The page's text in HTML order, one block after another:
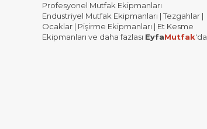
Profesyonel Mutfak Ekipmanları
Endustriyel Mutfak Ekipmanları | Tezgahlar |
Ocaklar | Pişirme Ekipmanları | Et Kesme
Ekipmanları ve daha fazlası EyfaMutfak'da